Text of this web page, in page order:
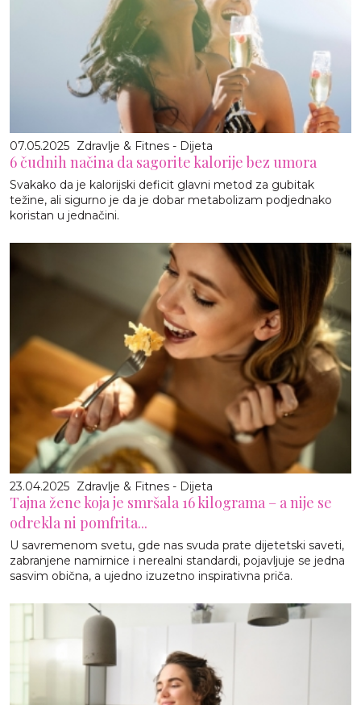
07.05.2025 Zdravlje & Fitnes - Dijeta
6 čudnih načina da sagorite kalorije bez umora
Svakako da je kalorijski deficit glavni metod za gubitak
težine, ali sigurno je da je dobar metabolizam podjednako
koristan u jednačini.
23.04.2025 Zdravlje & Fitnes - Dijeta
Tajna žene koja je smršala 16 kilograma – a nije se
odrekla ni pomfrita...
U savremenom svetu, gde nas svuda prate dijetetski saveti,
zabranjene namirnice i nerealni standardi, pojavljuje se jedna
sasvim obična, a ujedno izuzetno inspirativna priča.